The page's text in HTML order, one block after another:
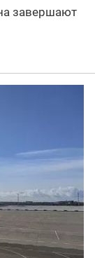
завершают